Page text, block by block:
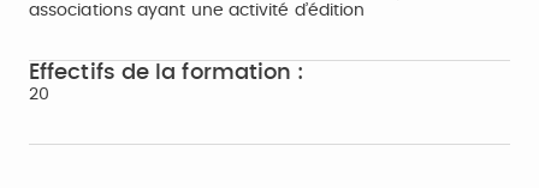
associations ayant une activité d’édition
Effectifs de la formation :
20